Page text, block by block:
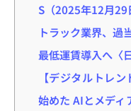
S（2025年12月29
トラック業界、過
最低運賃導入へ〈
【デジタルトレ
始めた AIとメデ